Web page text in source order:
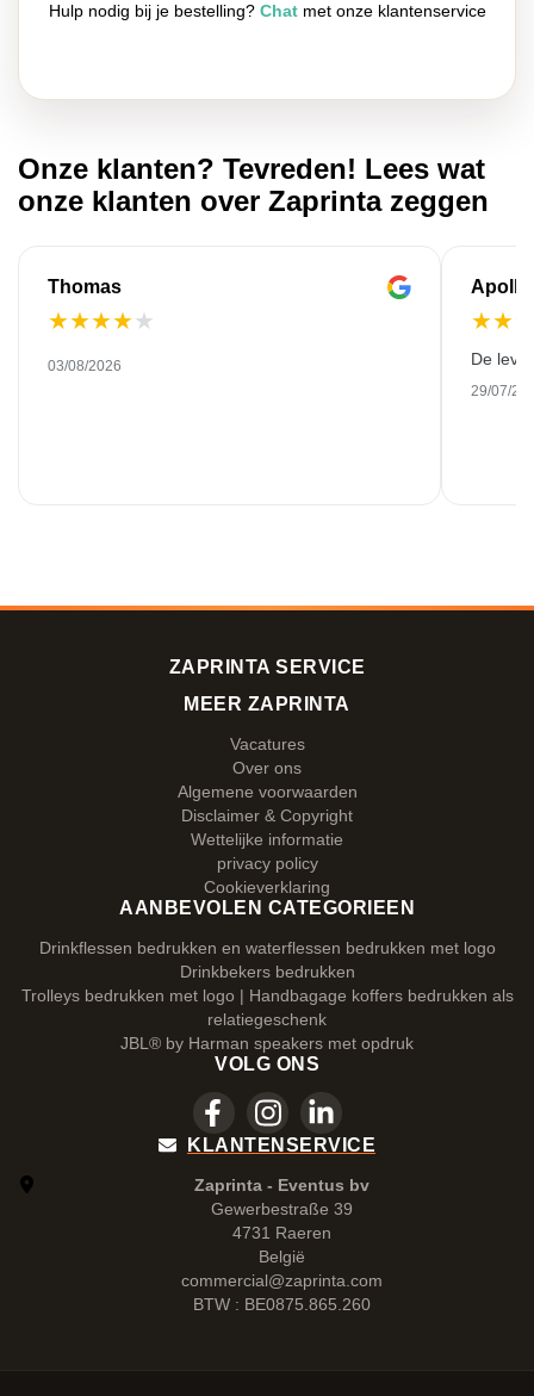
Hulp nodig bij je bestelling? Chatmet onze klantenservice
Onze klanten? Tevreden! Lees wat
onze klanten over Zaprinta zeggen
Thomas
★★★★★
03/08/2026
★★
De
29/07/
ZAPRINTA SERVICE
MEER ZAPRINTA
Vacatures
Over ons
Algemene voorwaarden
Disclaimer & Copyright
Wettelijke informatie
privacy policy
Cookieverklaring
AANBEVOLEN CATEGORIEEN
Drinkflessen bedrukken en waterflessen bedrukken met logo
Drinkbekers bedrukken
Trolleys bedrukken met logo | Handbagage koffers bedrukken als
relatiegeschenk
JBL® by Harman speakers met opdruk
VOLG ONS
KLANTENSERVICE
Zaprinta - Eventus bv
Gewerbestraße 39
4731 Raeren
België
commercial@zaprinta.com
BTW : BE0875.865.260